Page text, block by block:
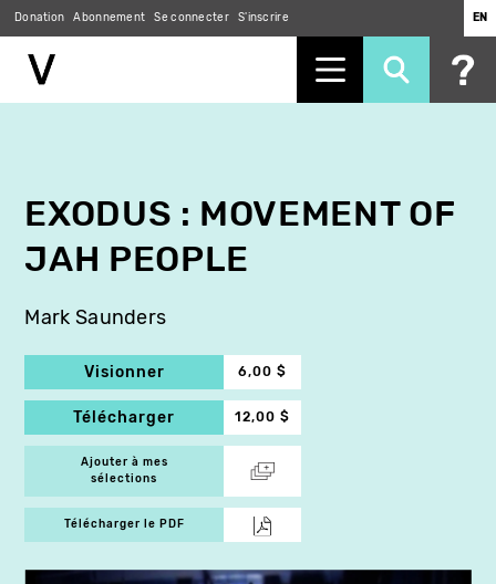
Donation Abonnement Se connecter S'inscrire EN
EXODUS : MOVEMENT OF
JAH PEOPLE
Mark Saunders
Visionner 6,00 $
Télécharger 12,00 $
Ajouter à mes
sélections
Télécharger le PDF